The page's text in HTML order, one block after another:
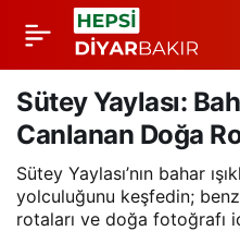
Sütey Yaylası:
Canlanan Doğa
Sütey Yaylası’nın bahar
yolculuğunu keşfedin;
rotaları ve doğa fotoğrafı
Boztaş Ailesinin 50
Yıllık Doğal Su Tüneli:
Doğal Sulamada
Sürdürülmüş Gelenek